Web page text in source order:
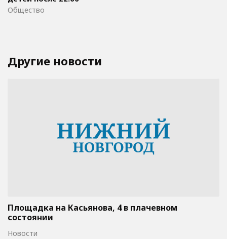
Общество
Другие новости
Площадка на Касьянова, 4 в плачевном
состоянии
Новости